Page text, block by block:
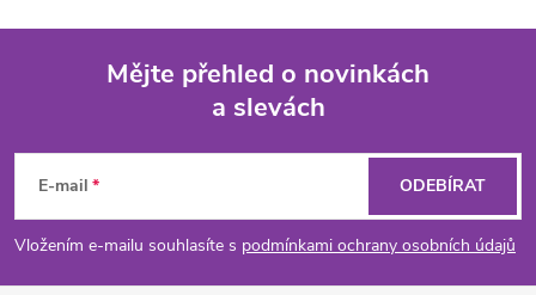
p
Mějte přehled o novinkách
a slevách
E-mail
Vložením e-mailu souhlasíte s podmínkami ochrany osobních údajů
ODEBÍRAT